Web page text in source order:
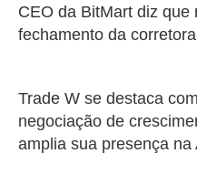
CEO da BitMart diz que
fechamento da
Trade W se destaca
negociação de
amplia sua presença na